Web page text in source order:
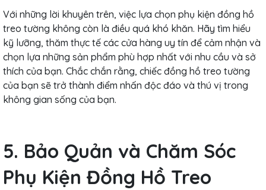
Với những lời khuyên trên, việc lựa chọn phụ kiện đồng hồ
treo tường không còn là điều quá khó khăn. Hãy tìm hiểu
kỹ lưỡng, thăm thực tế các cửa hàng uy tín để cảm nhận và
chọn lựa những sản phẩm phù hợp nhất với nhu cầu và sở
thích của bạn. Chắc chắn rằng, chiếc đồng hồ treo tường
của bạn sẽ trở thành điểm nhấn độc đáo và thú vị trong
không gian sống của bạn.
5. Bảo Quản và Chăm Sóc
Phụ Kiện Đồng Hồ Treo